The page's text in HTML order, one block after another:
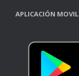
APLICACIÓN MOVIL